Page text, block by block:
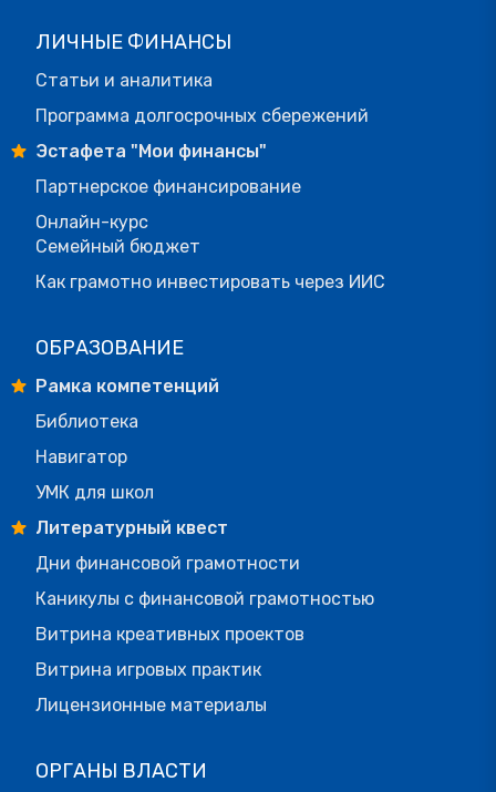
ЛИЧНЫЕ ФИНАНСЫ
Статьи и аналитика
Программа долгосрочных сбережений
Эстафета "Мои финансы"
Партнерское финансирование
Онлайн-курс
Семейный бюджет
Как грамотно инвестировать через ИИС
ОБРАЗОВАНИЕ
Рамка компетенций
Библиотека
Навигатор
УМК для школ
Литературный квест
Дни финансовой грамотности
Каникулы с финансовой грамотностью
Витрина креативных проектов
Витрина игровых практик
Лицензионные материалы
ОРГАНЫ ВЛАСТИ